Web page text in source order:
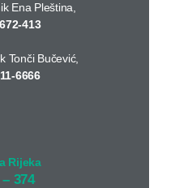
Ena Pleština,
413
Tonči Bučević,
6666
Rijeka
374